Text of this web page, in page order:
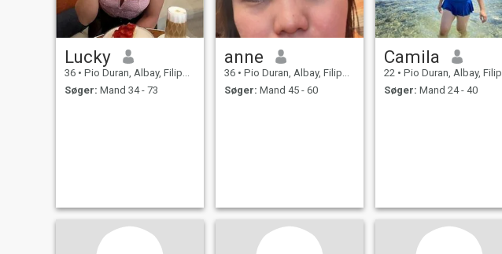
Lucky
36 • Pio Duran, Albay, Filippinerne
Søger: Mand 34 - 73
anne
36 • Pio Duran, Albay, Filippinerne
Søger: Mand 45 - 60
Camila
22 • Pio Duran, Albay, Filippinerne
Søger: Mand 24 - 40